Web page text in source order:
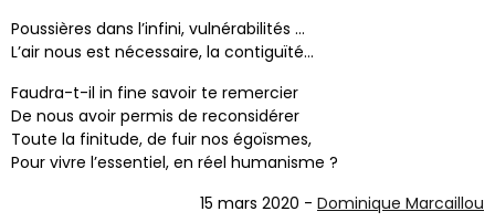
Poussières dans l’infini, vulnérabilités …
L’air nous est nécessaire, la contiguïté…
Faudra-t-il in fine savoir te remercier
De nous avoir permis de reconsidérer
Toute la finitude, de fuir nos égoïsmes,
Pour vivre l’essentiel, en réel humanisme ?
15 mars 2020 - Dominique Marcaillou